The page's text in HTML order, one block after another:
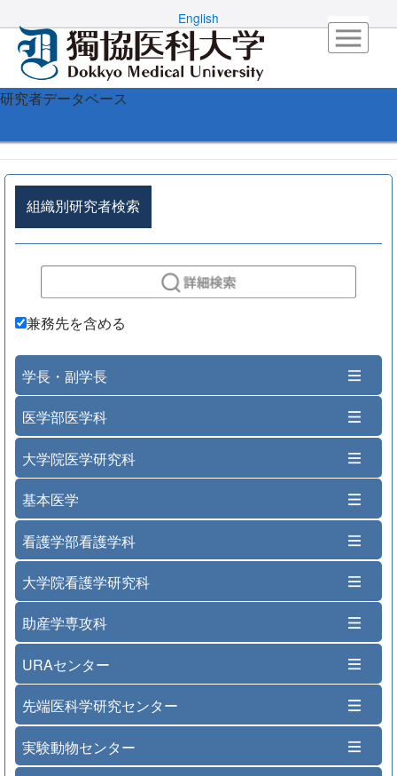
English
研究者データベース
組織別研究者検索
兼務先を含める
学長・副学長
医学部医学科
大学院医学研究科
基本医学
看護学部看護学科
大学院看護学研究科
助産学専攻科
URAセンター
先端医科学研究センター
実験動物センター